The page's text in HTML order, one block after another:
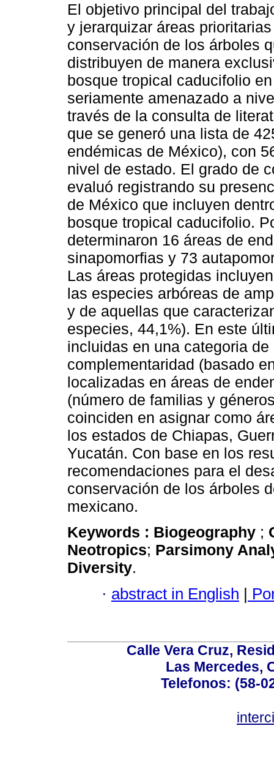
El objetivo principal del
y jerarquizar áreas
conservación de los árboles
distribuyen de manera
bosque tropical caducifolio
seriamente amenazado a
través de la consulta de
que se generó una lista de
endémicas de México), con
nivel de estado. El grado de
evaluó registrando su
de México que incluyen
bosque tropical caducifolio.
determinaron 16 áreas de
sinapomorfias y 73
Las áreas protegidas
las especies arbóreas de
y de aquellas que
especies, 44,1%). En este
incluidas en una categoria
complementaridad (basado
localizadas en áreas de
(número de familias y
coinciden en asignar como
los estados de Chiapas,
Yucatán. Con base en los
recomendaciones para el
conservación de los árboles
mexicano.
Keywords : Biogeography ;
Neotropics; Parsimony
Diversity.
· abstract in English |
Calle Vera Cruz,
Las Mercedes,
Telefonos: (58-